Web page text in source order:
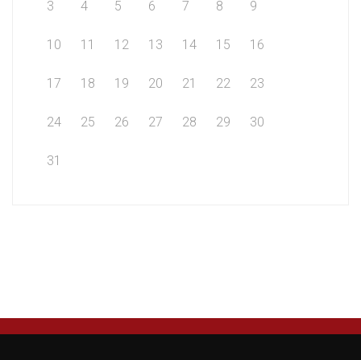
3 4 5 6 7 8 9
10 11 12 13 14 15 16
17 18 19 20 21 22 23
24 25 26 27 28 29 30
31